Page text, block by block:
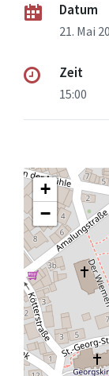
Datum
21. Mai
Zeit
15:00
+
−